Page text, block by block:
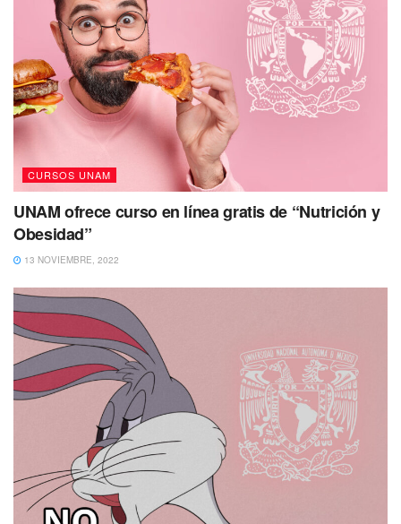
CURSOS UNAM
UNAM ofrece curso en línea gratis de “Nutrición y
Obesidad”
13 NOVIEMBRE, 2022